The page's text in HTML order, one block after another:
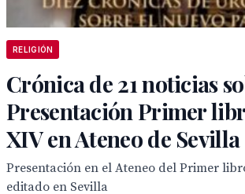
RELIGIÓN
Crónica de 21 noticias
Presentación Primer
XIV en Ateneo de Sevilla
Presentación en el Ateneo del Primer
editado en Sevilla